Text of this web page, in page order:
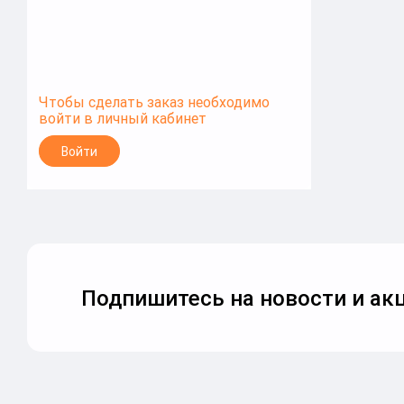
Чтобы сделать заказ необходимо
войти в личный кабинет
Войти
Подпишитесь на новости и